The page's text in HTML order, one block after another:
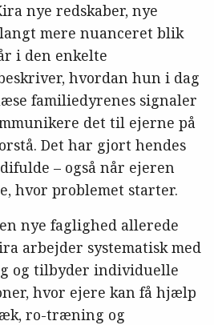
nye redskaber, nye
mere nuanceret blik
i den enkelte
hvordan hun i dag
familiedyrenes signaler
det til ejerne på
Det har gjort hendes
– også når ejeren
hvor problemet starter.
nye faglighed allerede
arbejder systematisk med
og tilbyder individuelle
hvor ejere kan få hjælp
ro-træning og